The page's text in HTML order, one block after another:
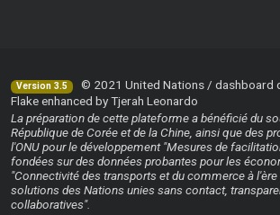
Version 3.5
© 2021 United Nations / dashboard
Flake enhanced by Tjerah Leonardo
La préparation de cette plateforme a bénéficié du
République de Corée et de la Chine, ainsi que des
l'ONU pour le développement "Mesures de
fondées sur des données probantes pour les
"Connectivité des transports et du commerce à
solutions des Nations unies sans contact,
collaboratives".